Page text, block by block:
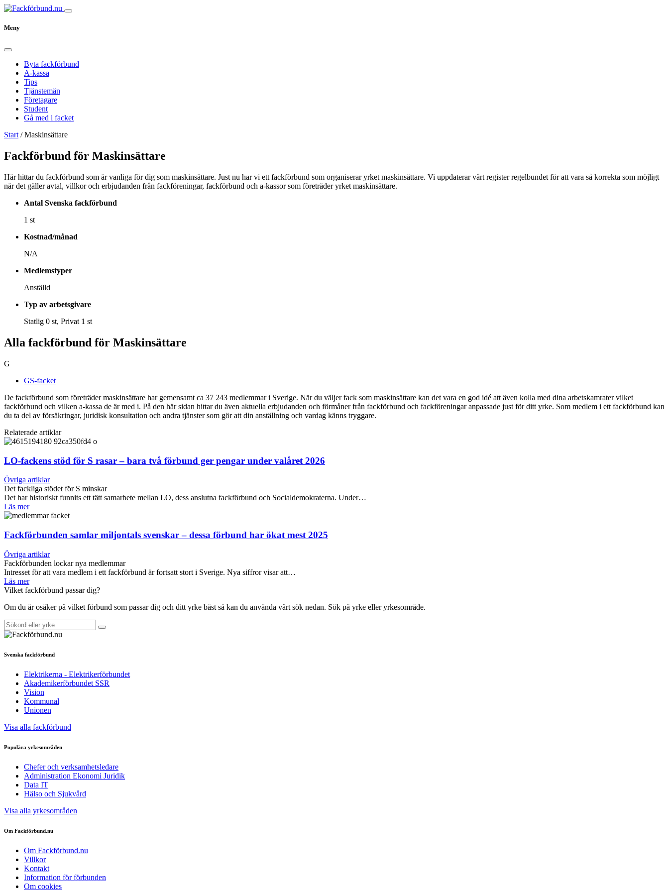
Meny
Byta fackförbund
A-kassa
Tips
Tjänstemän
Företagare
Student
Gå med i facket
Start /Maskinsättare
Fackförbund för Maskinsättare
Här hittar du fackförbund som är vanliga för dig som maskinsättare. Just nu har vi ett fackförbund som organiserar yrket maskinsättare. Vi uppdaterar vårt register regelbundet för att vara så korrekta som möjligt
när det gäller avtal, villkor och erbjudanden från fackföreningar, fackförbund och a-kassor som företräder yrket maskinsättare.
Antal Svenska fackförbund
1 st
Kostnad/månad
N/A
Medlemstyper
Anställd
Typ av arbetsgivare
Statlig 0 st, Privat 1 st
Alla fackförbund för Maskinsättare
G
GS-facket
De fackförbund som företräder maskinsättare har gemensamt ca 37 243 medlemmar i Sverige. När du väljer fack som maskinsättare kan det vara en god idé att även kolla med dina arbetskamrater vilket
fackförbund och vilken a-kassa de är med i. På den här sidan hittar du även aktuella erbjudanden och förmåner från fackförbund och fackföreningar anpassade just för ditt yrke. Som medlem i ett fackförbund kan
du ta del av försäkringar, juridisk konsultation och andra tjänster som gör att din anställning och vardag känns tryggare.
Relaterade artiklar
LO-fackens stöd för S rasar – bara två förbund ger pengar under valåret 2026
Övriga artiklar
Det fackliga stödet för S minskar
Det har historiskt funnits ett tätt samarbete mellan LO, dess anslutna fackförbund och Socialdemokraterna. Under…
Läs mer
Fackförbunden samlar miljontals svenskar – dessa förbund har ökat mest 2025
Övriga artiklar
Fackförbunden lockar nya medlemmar
Intresset för att vara medlem i ett fackförbund är fortsatt stort i Sverige. Nya siffror visar att…
Läs mer
Vilket fackförbund passar dig?
Om du är osäker på vilket förbund som passar dig och ditt yrke bäst så kan du använda vårt sök nedan. Sök på yrke eller yrkesområde.
Svenska fackförbund
Elektrikerna - Elektrikerförbundet
Akademikerförbundet SSR
Vision
Kommunal
Unionen
Visa alla fackförbund
Populära yrkesområden
Chefer och verksamhetsledare
Administration Ekonomi Juridik
Data IT
Hälso och Sjukvård
Visa alla yrkesområden
Om Fackförbund.nu
Om Fackförbund.nu
Villkor
Kontakt
Information för förbunden
Om cookies